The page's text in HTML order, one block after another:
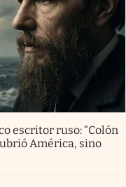
escritor ruso: “Colón
América, sino